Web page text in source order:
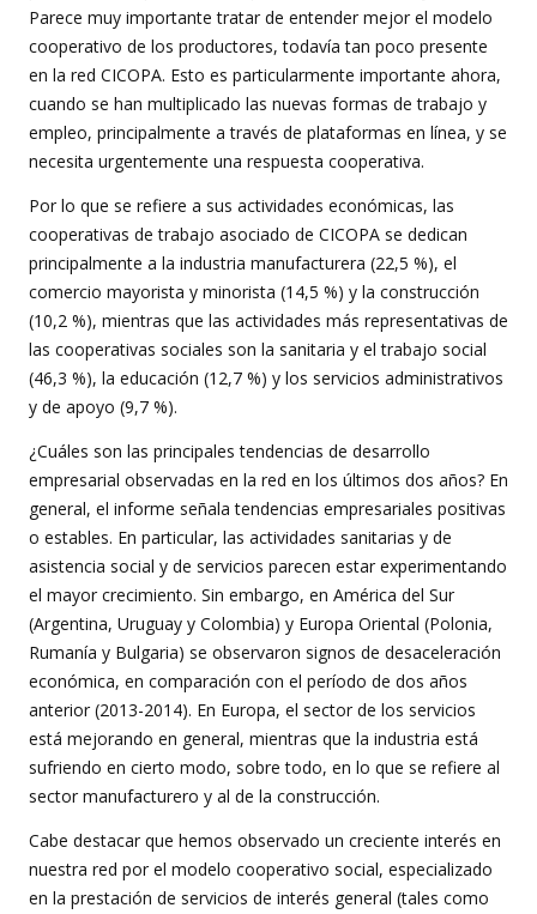
Parece muy importante tratar de entender mejor el modelo
cooperativo de los productores, todavía tan poco presente
en la red CICOPA. Esto es particularmente importante ahora,
cuando se han multiplicado las nuevas formas de trabajo y
empleo, principalmente a través de plataformas en línea, y se
necesita urgentemente una respuesta cooperativa.
Por lo que se refiere a sus actividades económicas, las
cooperativas de trabajo asociado de CICOPA se dedican
principalmente a la industria manufacturera (22,5 %), el
comercio mayorista y minorista (14,5 %) y la construcción
(10,2 %), mientras que las actividades más representativas de
las cooperativas sociales son la sanitaria y el trabajo social
(46,3 %), la educación (12,7 %) y los servicios administrativos
y de apoyo (9,7 %).
¿Cuáles son las principales tendencias de desarrollo
empresarial observadas en la red en los últimos dos años? En
general, el informe señala tendencias empresariales positivas
o estables. En particular, las actividades sanitarias y de
asistencia social y de servicios parecen estar experimentando
el mayor crecimiento. Sin embargo, en América del Sur
(Argentina, Uruguay y Colombia) y Europa Oriental (Polonia,
Rumanía y Bulgaria) se observaron signos de desaceleración
económica, en comparación con el período de dos años
anterior (2013-2014). En Europa, el sector de los servicios
está mejorando en general, mientras que la industria está
sufriendo en cierto modo, sobre todo, en lo que se refiere al
sector manufacturero y al de la construcción.
Cabe destacar que hemos observado un creciente interés en
nuestra red por el modelo cooperativo social, especializado
en la prestación de servicios de interés general (tales como